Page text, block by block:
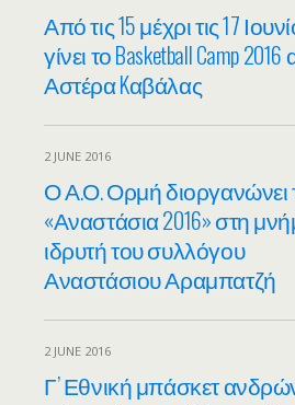
Από τις 15 μέχρι τις 17
γίνει το Basketball Camp
Αστέρα Kαβάλας
2 JUNE 2016
Ο Α.Ο. Ορμή διοργανώνει
«Αναστάσια 2016» στη
ιδρυτή του συλλόγου
Αναστάσιου Αραμπατζή
2 JUNE 2016
Γ’ Εθνική μπάσκετ